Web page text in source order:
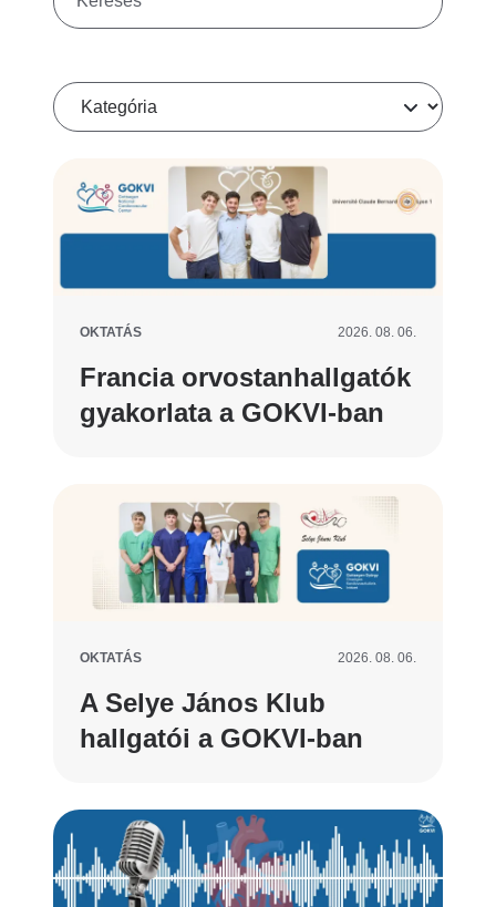
Kategória
OKTATÁS 2026. 08. 06.
Francia orvostanhallgatók
gyakorlata a GOKVI-ban
OKTATÁS 2026. 08. 06.
A Selye János Klub
hallgatói a GOKVI-ban